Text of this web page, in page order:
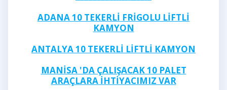
ADANA 10 TEKERLİ FRİGOLU LİFTLİ
KAMYON
ANTALYA 10 TEKERLİ LİFTLİ KAMYON
MANİSA 'DA ÇALIŞACAK 10 PALET
ARAÇLARA İHTİYACIMIZ VAR